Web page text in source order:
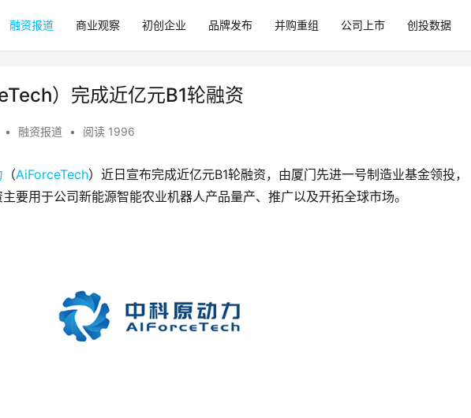
融资报道 商业观察 初创企业 品牌发布 并购重组 公司上市 创投数据
）完成近亿元B1轮融资
• 融资报道 • 阅读 1996
（AiForceTech）近日宣布完成近亿元B1轮融资，由厦门先进一号制造业基金领投，
要用于公司新能源智能农业机器人产品量产、推广以及开拓全球市场。